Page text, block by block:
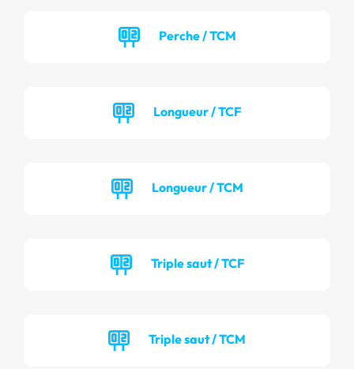
Perche / TCM
Longueur / TCF
Longueur / TCM
Triple saut / TCF
Triple saut / TCM